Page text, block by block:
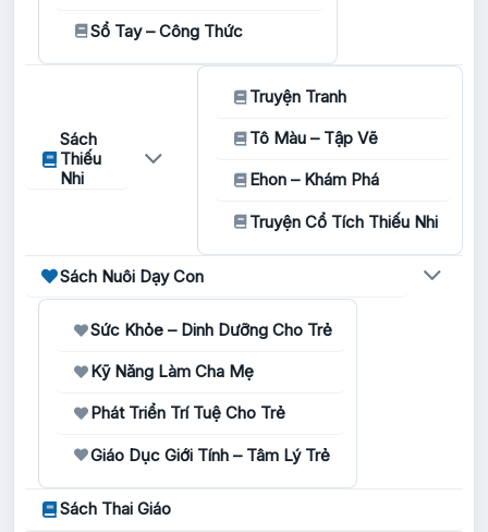
Sổ Tay – Công Thức
Sách
Thiếu
Nhi
Truyện Tranh
Tô Màu – Tập Vẽ
Ehon – Khám Phá
Truyện Cổ Tích Thiếu Nhi
Sách Nuôi Dạy Con
Sức Khỏe – Dinh Dưỡng Cho Trẻ
Kỹ Năng Làm Cha Mẹ
Phát Triển Trí Tuệ Cho Trẻ
Giáo Dục Giới Tính – Tâm Lý Trẻ
Sách Thai Giáo